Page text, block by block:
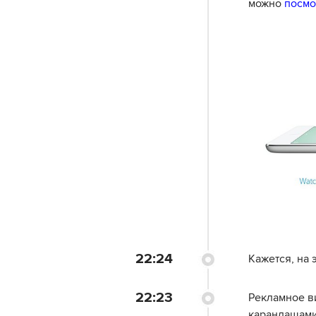
можно
22:24 Кажется, на
22:23
Рекламное